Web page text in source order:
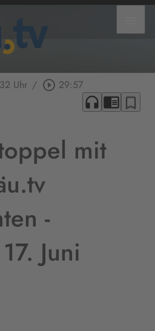
Uhr / play_circle_outline 29:57
headphones chrome_reader_mode bookmark_border
mit
-
Juni